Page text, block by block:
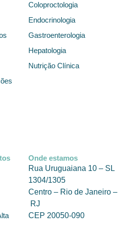
Coloproctologia
Endocrinologia
Gastroenterologia
Hepatologia
Nutrição Clínica
Onde estamos
Rua Uruguaiana 10 – SL
1304/1305
Centro – Rio de Janeiro –
RJ
CEP 20050-090